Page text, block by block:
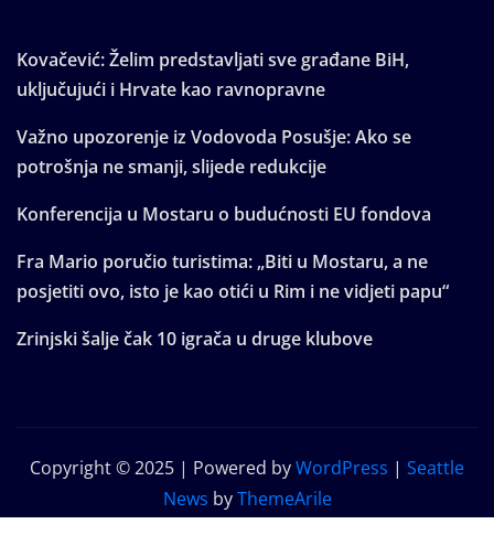
Kovačević: Želim predstavljati sve građane BiH,
uključujući i Hrvate kao ravnopravne
Važno upozorenje iz Vodovoda Posušje: Ako se
potrošnja ne smanji, slijede redukcije
Konferencija u Mostaru o budućnosti EU fondova
Fra Mario poručio turistima: „Biti u Mostaru, a ne
posjetiti ovo, isto je kao otići u Rim i ne vidjeti papu“
Zrinjski šalje čak 10 igrača u druge klubove
Copyright © 2025 | Powered byWordPress | Seattle
News byThemeArile